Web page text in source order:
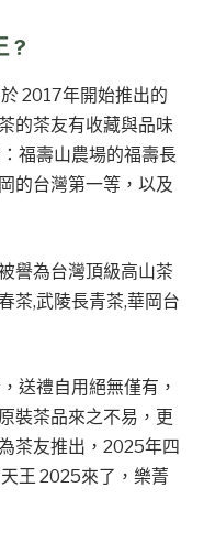
?
2017年開始推出的
的茶友有收藏與品味
福壽山農場的福壽長
的台灣第一等，以及
譽為台灣頂級高山茶
茶,武陵長青茶,華岡台
送禮自用絕無僅有，
裝茶品來之不易，更
茶友推出，2025年四
王 2025來了，樂菁